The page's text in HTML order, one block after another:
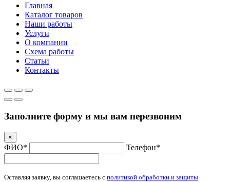
Главная
Каталог товаров
Наши работы
Услуги
О компании
Схема работы
Статьи
Контакты
Заполните форму и мы вам перезвоним
×
ФИО* Телефон*
Оставляя заявку, вы соглашаетесь с политикой обработки и защиты